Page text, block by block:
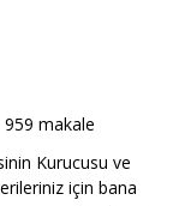
959 makale
Kurucusu ve
için bana